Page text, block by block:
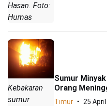
Hasan. Foto:
Humas
Kebakaran
sumur
Sumur
Orang
Timur 25